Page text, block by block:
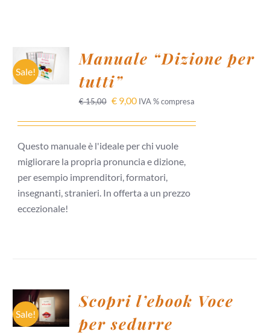
Sale!
AL
CARRELLO
/
Manuale “Dizione per
tutti”
€15,00 €9,00 IVA % compresa
Questo manuale è l'ideale per chi vuole
migliorare la propria pronuncia e dizione,
per esempio imprenditori, formatori,
insegnanti, stranieri. In offerta a un prezzo
eccezionale!
Sale!
AL
CARRELLO
/
Scopri l’ebook Voce
per sedurre